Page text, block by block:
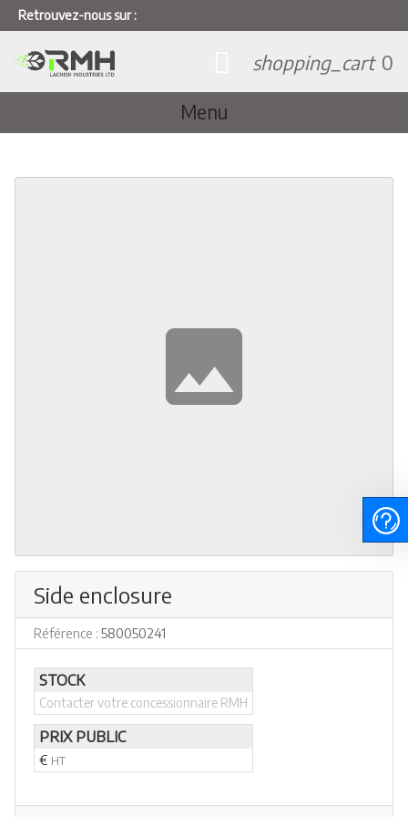
Retrouvez-nous sur :
Menu
shopping_cart 0
Side enclosure
Référence : 580050241
STOCK
Contacter votre concessionnaire RMH
PRIX PUBLIC
€ HT